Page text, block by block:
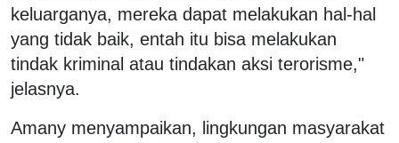
keluarganya, mereka dapat melakukan hal-hal
yang tidak baik, entah itu bisa melakukan
tindak kriminal atau tindakan aksi terorisme,"
jelasnya.
Amany menyampaikan, lingkungan masyarakat